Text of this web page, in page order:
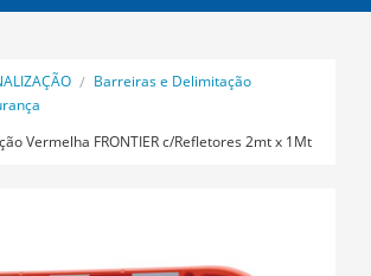
Barreiras e Delimitação
Vermelha FRONTIER c/Refletores 2mt x 1Mt